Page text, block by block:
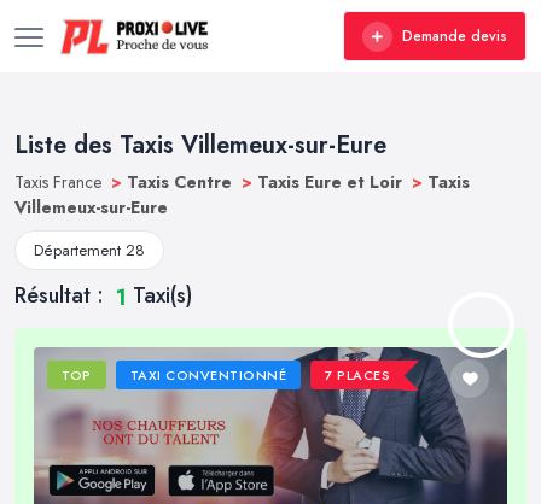
Demande devis
Liste des Taxis Villemeux-sur-Eure
Taxis France > Taxis Centre > Taxis Eure et Loir > Taxis
Villemeux-sur-Eure
Département 28
Résultat : 1 Taxi(s)
TOP TAXI CONVENTIONNÉ 7 PLACES